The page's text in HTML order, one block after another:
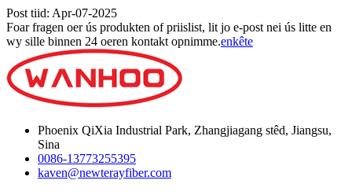
Post tiid: Apr-07-2025
Foar fragen oer ús produkten of priislist, lit jo e-post nei ús litte en
wy sille binnen 24 oeren kontakt opnimme.enkête
Phoenix QiXia Industrial Park, Zhangjiagang stêd, Jiangsu,
Sina
0086-13773255395
kaven@newterayfiber.com